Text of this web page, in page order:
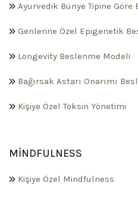
Ayurvedik Bünye Tipine Göre
Genlerine Özel Epigenetik
Longevity Beslenme Modeli
Bağırsak Astarı Onarımı
Kişiye Özel Toksin Yönetimi
MINDFULNESS
Kişiye Özel Mindfulness